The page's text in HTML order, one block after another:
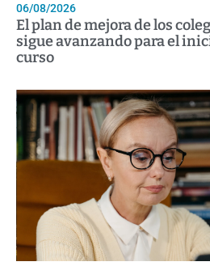
06/08/2026
El plan de mejora de los
sigue avanzando para el
curso